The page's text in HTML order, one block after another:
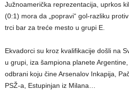
Južnoamerička reprezentacija, uprkos
(0:1) mora da „popravi“ gol-razliku
trci bar za treće mesto u grupi E.
Ekvadorci su kroz kvalifikacije došli na
u grupi, iza šampiona planete
odbrani koju čine Arsenalov Inkapija,
PSŽ-a, Estupinjan iz Milana…